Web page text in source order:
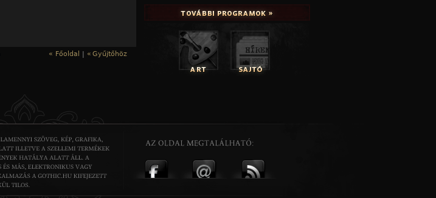
« Főoldal | « Gyűjtőhöz